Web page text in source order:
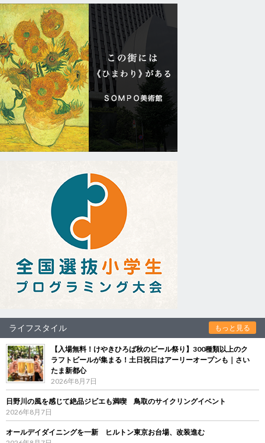
ライフスタイル もっと見る
【入場無料！けやきひろば秋のビール祭り】300種類以上のク
ラフトビールが集まる！土日祝日はアーリーオープンも｜さい
たま新都心
2026年8月7日
日野川の風を感じて絶品ジビエも満喫 鳥取のサイクリングイベント
2026年8月7日
オールデイダイニングを一新 ヒルトン東京お台場、改装進む